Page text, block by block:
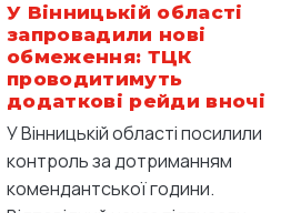
У Вінницькій області
запровадили нові
обмеження: ТЦК
проводитимуть
додаткові рейди вночі
У Вінницькій області посилили
контроль за дотриманням
комендантської години.